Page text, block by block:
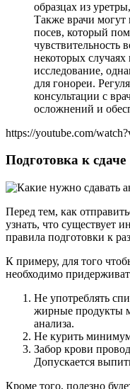
образцах из
Также врачи могут
посев, который
чувствительность
некоторых случаях
исследование,
для гонореи.
консультации с
осложнений и
https://youtube.com/
Подготовка к сдаче
Перед тем, как
узнать, что существует
правила подготовки к
К примеру, для того
необходимо
Не употреблять
жирные продукты
анализа.
Не курить
Забор крови
Допускается
Кроме того, полезно